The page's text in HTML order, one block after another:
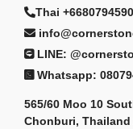
Thai
LINE:
Whatsapp:
565/60 Moo 10
Chonburi, Thailand